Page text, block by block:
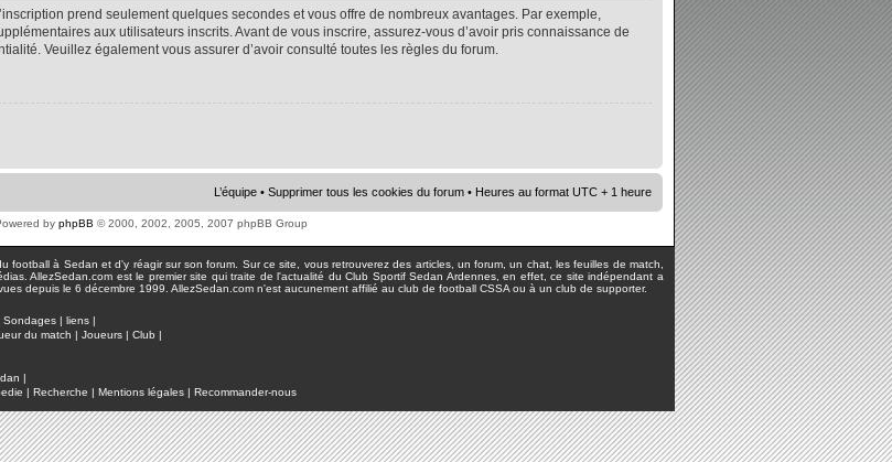
prend seulement quelques secondes et vous offre de nombreux avantages. Par exemple,
aux utilisateurs inscrits. Avant de vous inscrire, assurez-vous d’avoir pris connaissance de
Veuillez également vous assurer d’avoir consulté toutes les règles du forum.
L’équipe • Supprimer tous les cookies du forum • Heures au format UTC + 1 heure
by phpBB © 2000, 2002, 2005, 2007 phpBB Group
football à Sedan et d'y réagir sur son forum. Sur ce site, vous retrouverez des articles, un forum, un chat, les feuilles de match,
AllezSedan.com est le premier site qui traite de l'actualité du Club Sportif Sedan Ardennes, en effet, ce site indépendant a
depuis le 6 décembre 1999. AllezSedan.com n'est aucunement affilié au club de football CSSA ou à un club de supporter.
Sondages | liens |
du match | Joueurs | Club |
|
| Recherche | Mentions légales | Recommander-nous